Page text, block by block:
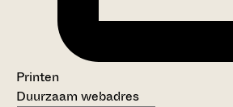
Printen
Duurzaam webadres